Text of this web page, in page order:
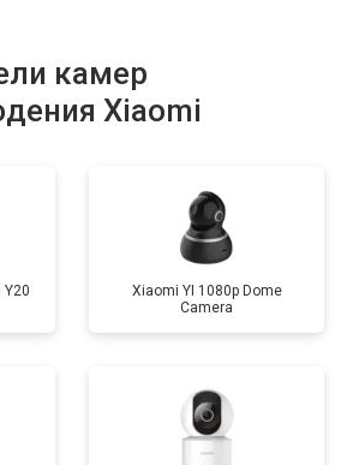
камер
Xiaomi
Y20
Xiaomi YI 1080p Dome
Camera